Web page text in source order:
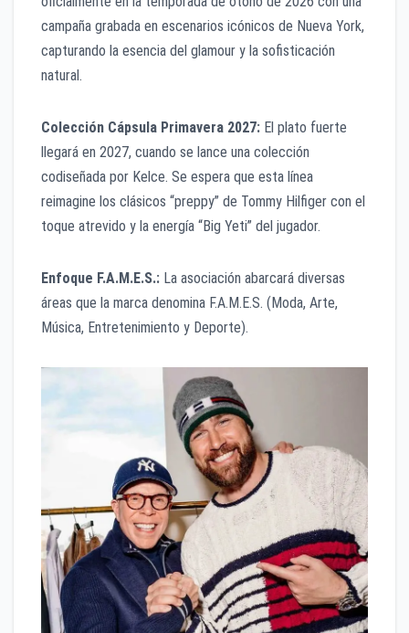
campaña grabada en escenarios icónicos de Nueva York,
capturando la esencia del glamour y la sofisticación
natural.
Colección Cápsula Primavera 2027: El plato fuerte
llegará en 2027, cuando se lance una colección
codiseñada por Kelce. Se espera que esta línea
reimagine los clásicos “preppy” de Tommy Hilfiger con el
toque atrevido y la energía “Big Yeti” del jugador.
Enfoque F.A.M.E.S.: La asociación abarcará diversas
áreas que la marca denomina F.A.M.E.S. (Moda, Arte,
Música, Entretenimiento y Deporte).